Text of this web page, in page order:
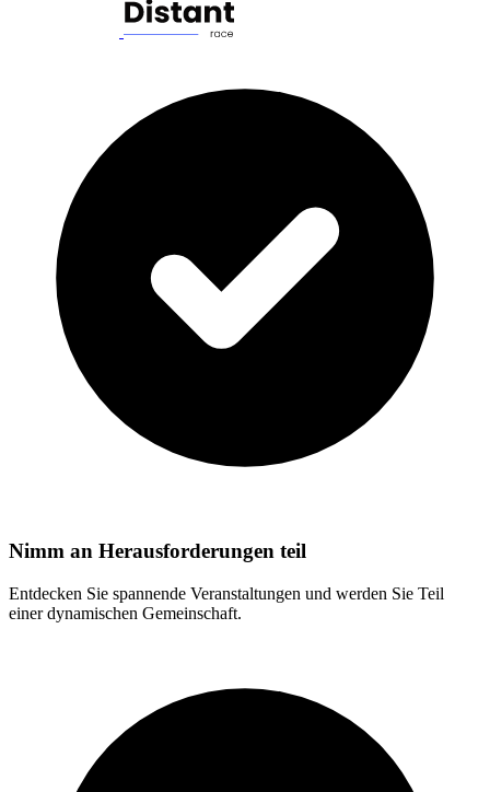
Nimm an Herausforderungen teil
Entdecken Sie spannende Veranstaltungen und werden Sie Teil
einer dynamischen Gemeinschaft.